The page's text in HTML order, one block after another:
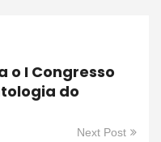
o I Congresso
do
Next Post